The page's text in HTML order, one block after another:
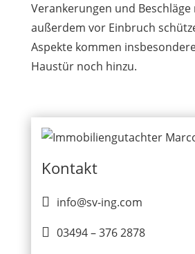
Verankerungen und Beschläge
außerdem vor Einbruch
Aspekte kommen
Haustür noch hinzu.
Kontakt
 info@sv-ing.com
 03494 – 376 2878